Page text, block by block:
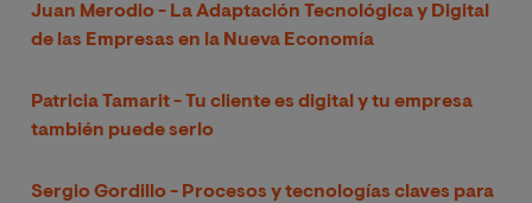
Juan Merodio - La Adaptación Tecnológica y Digital
de las Empresas en la Nueva Economía
Patricia Tamarit - Tu cliente es digital y tu empresa
también puede serlo
Sergio Gordillo - Procesos y tecnologías claves para